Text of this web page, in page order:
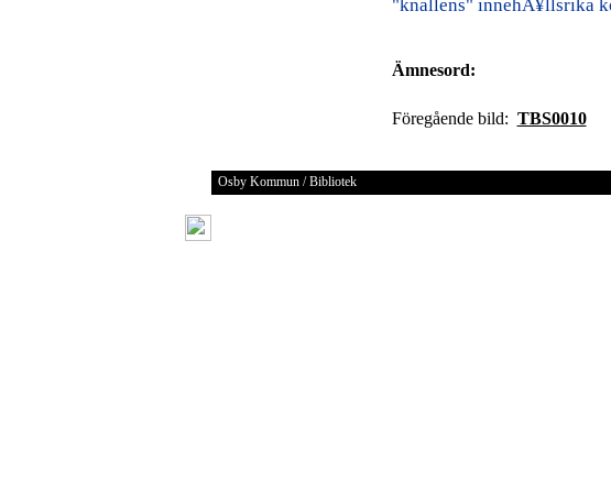
"knallens" innehÃ¥llsrika
Ämnesord:
Föregående bild: TBS0010
Osby Kommun / Bibliotek